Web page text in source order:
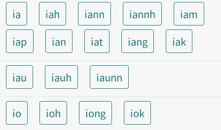
ia iah iann iannh
iam
iap
ian iat iang iak
iau iauh iaunn
io ioh iong iok